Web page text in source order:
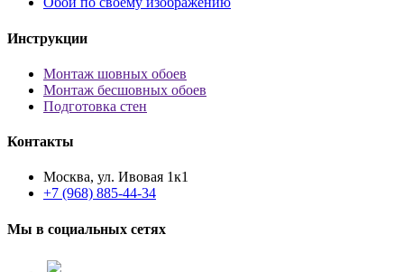
Инструкции
Монтаж шовных обоев
Монтаж бесшовных обоев
Подготовка стен
Контакты
Москва, ул. Ивовая 1к1
+7 (968) 885-44-34
Мы в социальных сетях